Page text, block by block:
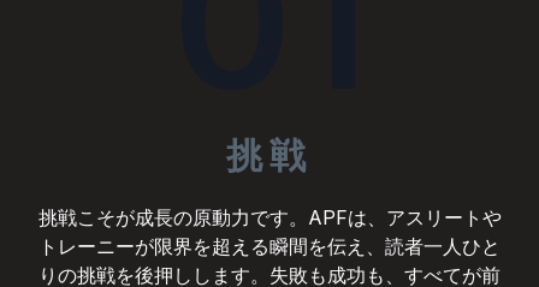
挑戦
挑戦こそが成長の原動力です。APFは、アスリートや
トレーニーが限界を超える瞬間を伝え、読者一人ひと
りの挑戦を後押しします。失敗も成功も、すべてが前